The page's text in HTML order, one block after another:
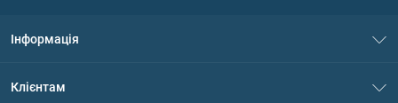
Інформація
Клієнтам